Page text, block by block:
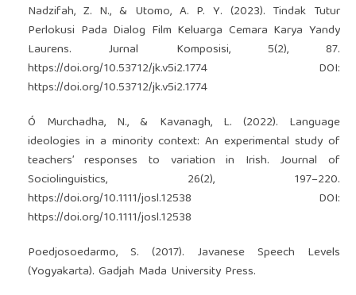
Nadzifah, Z. N., & Utomo, A. P. Y. (2023). Tindak Tutur
Perlokusi Pada Dialog Film Keluarga Cemara Karya Yandy
Laurens. Jurnal Komposisi, 5(2), 87.
https://doi.org/10.53712/jk.v5i2.1774DOI:
https://doi.org/10.53712/jk.v5i2.1774
Ó Murchadha, N., & Kavanagh, L. (2022). Language
ideologies in a minority context: An experimental study of
teachers’ responses to variation in Irish. Journal of
Sociolinguistics, 26(2), 197–220.
https://doi.org/10.1111/josl.12538 DOI:
https://doi.org/10.1111/josl.12538
Poedjosoedarmo, S. (2017). Javanese Speech Levels
(Yogyakarta). Gadjah Mada University Press.